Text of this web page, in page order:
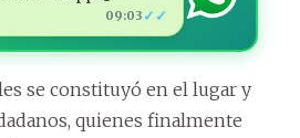
09:03 ✓✓
se constituyó en el lugar y
quienes finalmente